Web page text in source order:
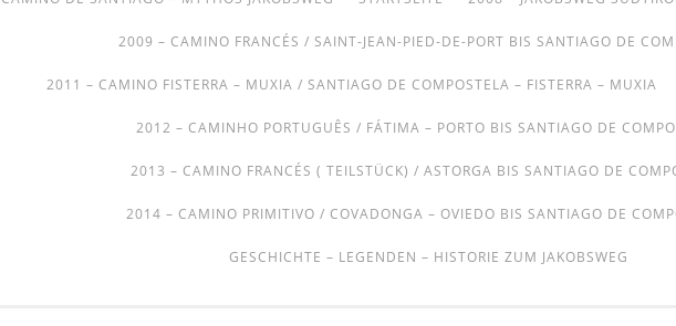
2009 – CAMINO FRANCÉS / SAINT-JEAN-PIED-DE-PORT BIS SANTIAGO DE
2011 – CAMINO FISTERRA – MUXIA / SANTIAGO DE COMPOSTELA – FISTERRA – MUXIA
2012 – CAMINHO PORTUGUÊS / FÁTIMA – PORTO BIS SANTIAGO DE
2013 – CAMINO FRANCÉS ( TEILSTÜCK) / ASTORGA BIS SANTIAGO DE
2014 – CAMINO PRIMITIVO / COVADONGA – OVIEDO BIS SANTIAGO DE
GESCHICHTE – LEGENDEN – HISTORIE ZUM JAKOBSWEG